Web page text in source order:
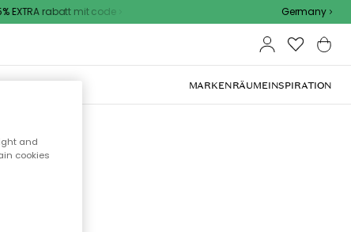
EXTRA rabatt mit code Germany
MÖBEL MARKENRÄUMEINSPIRATION
and
cookies